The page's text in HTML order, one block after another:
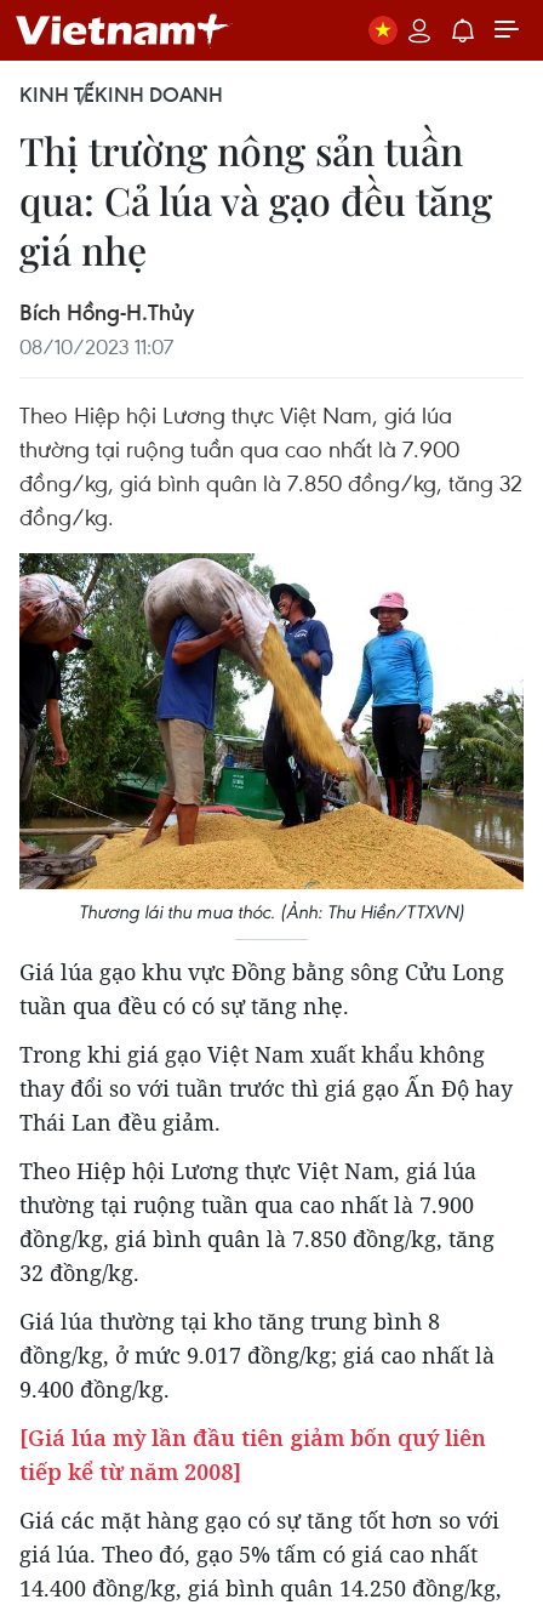
KINH TẾKINH DOANH
Thị trường nông sản tuần
qua: Cả lúa và gạo đều tăng
giá nhẹ
Bích Hồng-H.Thủy
08/10/2023 11:07
Theo Hiệp hội Lương thực Việt Nam, giá lúa
thường tại ruộng tuần qua cao nhất là 7.900
đồng/kg, giá bình quân là 7.850 đồng/kg, tăng 32
đồng/kg.
Thương lái thu mua thóc. (Ảnh: Thu Hiền/TTXVN)
Giá lúa gạo khu vực Đồng bằng sông Cửu Long
tuần qua đều có có sự tăng nhẹ.
Trong khi giá gạo Việt Nam xuất khẩu không
thay đổi so với tuần trước thì giá gạo Ấn Độ hay
Thái Lan đều giảm.
Theo Hiệp hội Lương thực Việt Nam, giá lúa
thường tại ruộng tuần qua cao nhất là 7.900
đồng/kg, giá bình quân là 7.850 đồng/kg, tăng
32 đồng/kg.
Giá lúa thường tại kho tăng trung bình 8
đồng/kg, ở mức 9.017 đồng/kg; giá cao nhất là
9.400 đồng/kg.
[Giá lúa mỳ lần đầu tiên giảm bốn quý liên
tiếp kể từ năm 2008]
Giá các mặt hàng gạo có sự tăng tốt hơn so với
giá lúa. Theo đó, gạo 5% tấm có giá cao nhất
14.400 đồng/kg, giá bình quân 14.250 đồng/kg,